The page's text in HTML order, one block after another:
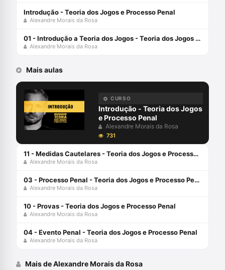
Introdução - Teoria dos Jogos e Processo Penal
Alexandre Morais da Rosa
01 - Introdução a Teoria dos Jogos - Teoria dos Jogos e Processo Penal
Alexandre Morais da Rosa
Mais aulas
CURSO
Introdução - Teoria dos Jogos
e Processo Penal
Alexandre Morais da Rosa
731
11 - Medidas Cautelares - Teoria dos Jogos e Processo Penal
Alexandre Morais da Rosa
03 - Processo Penal - Teoria dos Jogos e Processo Penal
Alexandre Morais da Rosa
10 - Provas - Teoria dos Jogos e Processo Penal
Alexandre Morais da Rosa
04 - Evento Penal - Teoria dos Jogos e Processo Penal
Alexandre Morais da Rosa
Mais de Alexandre Morais da Rosa